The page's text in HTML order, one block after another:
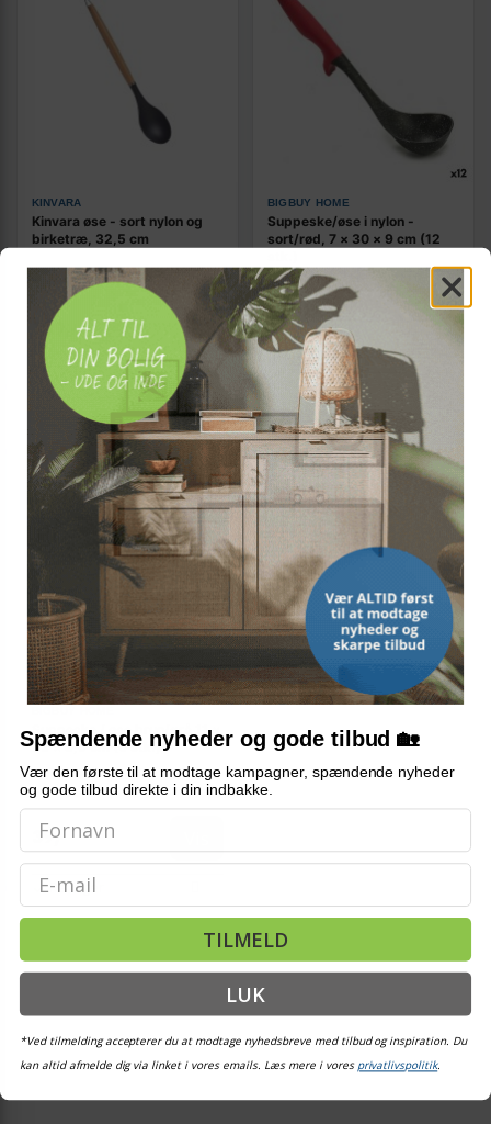
KINVARA
Kinvara øse - sort nylon og
birketræ, 32,5 cm
139,- Vis
På lager
BIGBUY HOME
Suppeske/øse i nylon -
sort/rød, 7 × 30 × 9 cm (12
49,- Vis
På lager
TILBUD
Suppeske / øse brun/grå 11 ×
33 × 8,5 cm (6 stk.)
39,-
På lager
Spændende nyheder og gode tilbud 🏡
Vær den første til at modtage kampagner, spændende nyheder
og gode tilbud direkte i din indbakke.
Email
TILMELD
LUK
*Ved tilmelding accepterer du at modtage nyhedsbreve med tilbud og inspiration. Du
kan altid afmelde dig via linket i vores emails. Læs mere i vores privatlivspolitik.